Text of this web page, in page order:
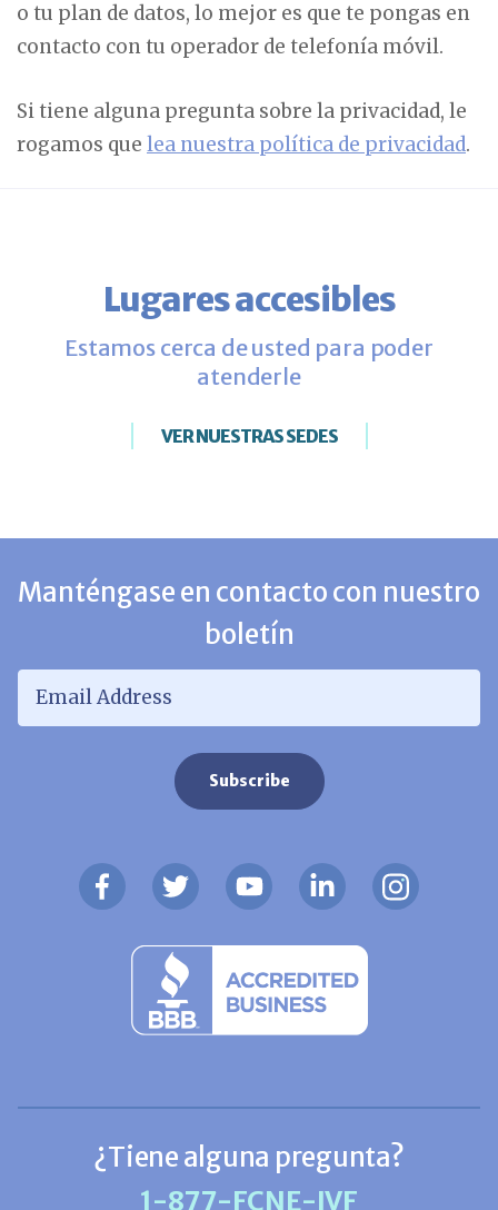
o tu plan de datos, lo mejor es que te pongas en
contacto con tu operador de telefonía móvil.
Si tiene alguna pregunta sobre la privacidad, le
rogamos que lea nuestra política de privacidad.
Lugares accesibles
Estamos cerca de usted para poder
atenderle
VER NUESTRAS SEDES
Manténgase en contacto con nuestro
boletín
Email Address
¿Tiene alguna pregunta?
1-877-FCNE-IVF